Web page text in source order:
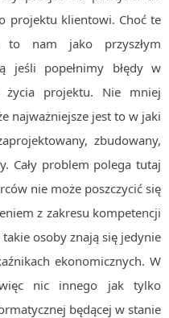
Java
projektu klientowi. Choć te
to nam jako przyszłym
jeśli popełnimy błędy w
życia projektu. Nie mniej
najważniejsze jest to w jaki
zbudowany,
Cały problem polega tutaj
nie może poszczycić się
z zakresu kompetencji
osoby znają się jedynie
ekonomicznych. W
nic innego jak tylko
będącej w stanie